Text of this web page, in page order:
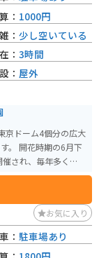
京ドーム4個分の広大
下
され、毎年多くの
雨の日ならではのあ
ェなどが点在し休
きカートを利用して
要時間約40分。お花
ットです。
： 1000円
： 少し空いている
： 3時間
： 屋外
お気に入り
： 駐車場あり